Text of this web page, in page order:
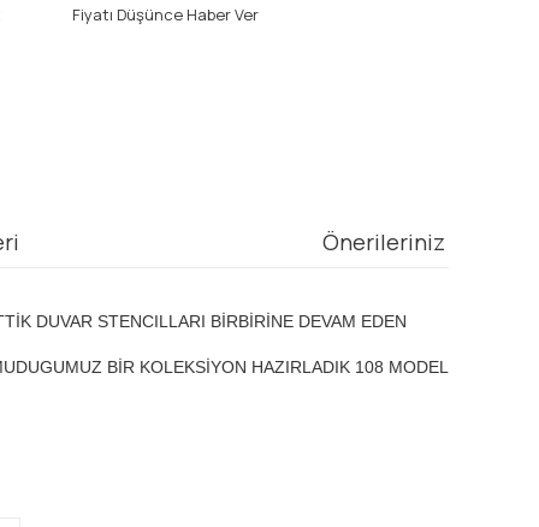
Fiyatı Düşünce Haber Ver
Önerileriniz
DUVAR STENCILLARI BİRBİRİNE DEVAM EDEN
BİR KOLEKSİYON HAZIRLADIK 108 MODEL